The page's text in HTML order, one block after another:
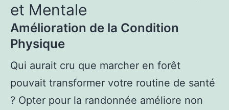
et Mentale
Amélioration de la Condition
Physique
Qui aurait cru que marcher en forêt
pouvait transformer votre routine de santé
? Opter pour la randonnée améliore non